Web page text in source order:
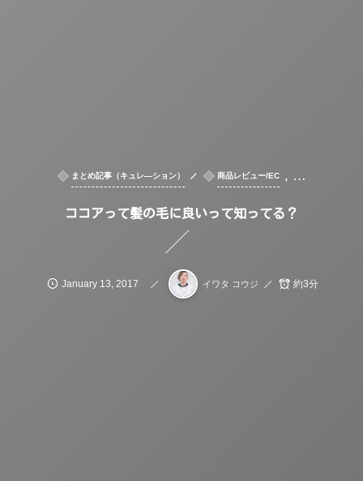
まとめ記事（キュレ―ション） 商品レビュー/EC , …
ココアって髪の毛に良いって知ってる？
January 13 2017 イワタ コウジ 約3分